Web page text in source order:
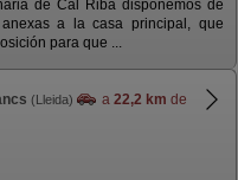
de Cal Riba disponemos de
a la casa principal, que
para que ...
(Lleida) a 22,2 km de